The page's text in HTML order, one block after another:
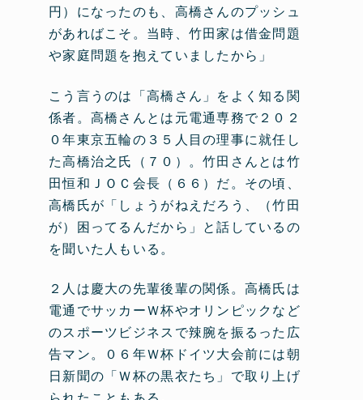
円）になったのも、高橋さんのプッシュ
があればこそ。当時、竹田家は借金問題
や家庭問題を抱えていましたから」
こう言うのは「高橋さん」をよく知る関
係者。高橋さんとは元電通専務で２０２
０年東京五輪の３５人目の理事に就任し
た高橋治之氏（７０）。竹田さんとは竹
田恒和ＪＯＣ会長（６６）だ。その頃、
高橋氏が「しょうがねえだろう、（竹田
が）困ってるんだから」と話しているの
を聞いた人もいる。
２人は慶大の先輩後輩の関係。高橋氏は
電通でサッカーＷ杯やオリンピックなど
のスポーツビジネスで辣腕を振るった広
告マン。０６年Ｗ杯ドイツ大会前には朝
日新聞の「Ｗ杯の黒衣たち」で取り上げ